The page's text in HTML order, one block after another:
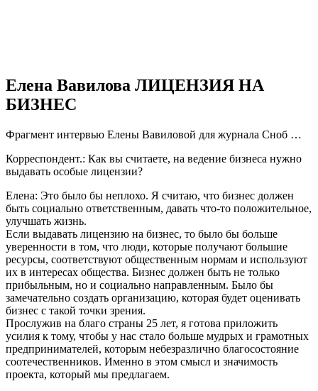
Елена Вавилова ЛИЦЕНЗИЯ НА
БИЗНЕС
Фрагмент интервью Елены Вавиловой для журнала Сноб …
Корреспондент.: Как вы считаете, на ведение бизнеса нужно
выдавать особые лицензии?
Елена: Это было бы неплохо. Я считаю, что бизнес должен
быть социально ответственным, давать что-то положительное,
улучшать жизнь.
Если выдавать лицензию на бизнес, то было бы больше
уверенности в том, что люди, которые получают большие
ресурсы, соответствуют общественным нормам и используют
их в интересах общества. Бизнес должен быть не только
прибыльным, но и социально направленным. Было бы
замечательно создать организацию, которая будет оценивать
бизнес с такой точки зрения.
Прослужив на благо страны 25 лет, я готова приложить
усилия к тому, чтобы у нас стало больше мудрых и грамотных
предпринимателей, которым небезразлично благосостояние
соотечественников. Именно в этом смысл и значимость
проекта, который мы предлагаем.